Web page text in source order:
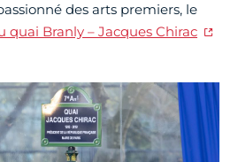
des arts premiers, le
quai Branly – Jacques Chirac